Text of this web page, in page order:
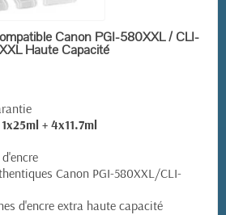
EN STOCKCanon PGI-580XXL / CLI-
Haute Capacité
1x25ml + 4x11.7ml
Canon PGI-580XXL/CLI-
d'encre extra haute capacité